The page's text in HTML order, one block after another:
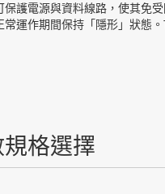
保護電源與資料線路，使其免
常運作期間保持「隱形」狀態
格選擇